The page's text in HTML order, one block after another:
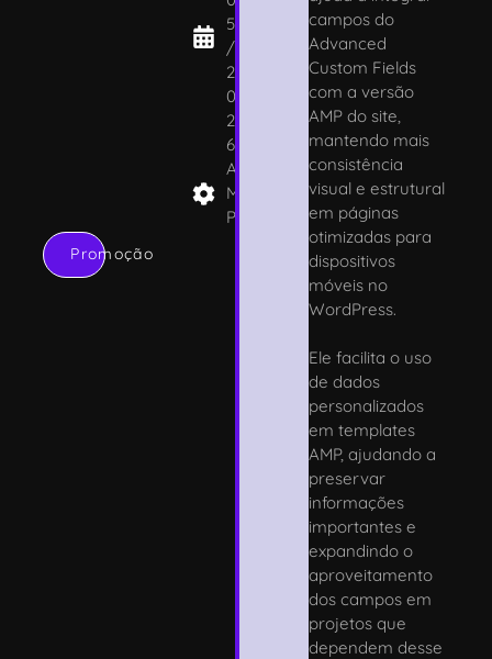
Promoção
5
/
2
0
2
6
A
M
P
campos do
Advanced
Custom Fields
com a versão
AMP do site,
mantendo mais
consistência
visual e estrutural
em páginas
otimizadas para
dispositivos
móveis no
WordPress.
Ele facilita o uso
de dados
personalizados
em templates
AMP, ajudando a
preservar
informações
importantes e
expandindo o
aproveitamento
dos campos em
projetos que
dependem desse